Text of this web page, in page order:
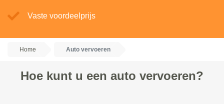
Vaste voordeelprijs
Home Auto vervoeren
Hoe kunt u een auto vervoeren?